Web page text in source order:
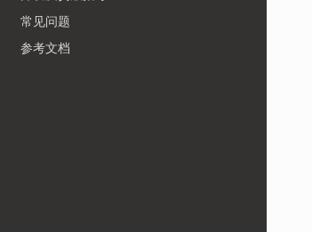
常见问题
参考文档